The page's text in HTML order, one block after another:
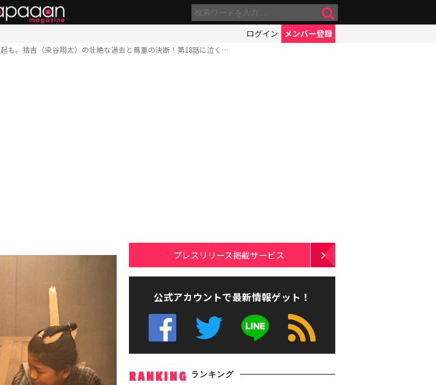
ログイン メンバー登録
も。捨吉（染谷翔太）の壮絶な過去と蔦重の決断！第18話に泣く…
プレスリリース掲載サービス
公式アカウントで最新情報ゲット！
RANKING ランキング